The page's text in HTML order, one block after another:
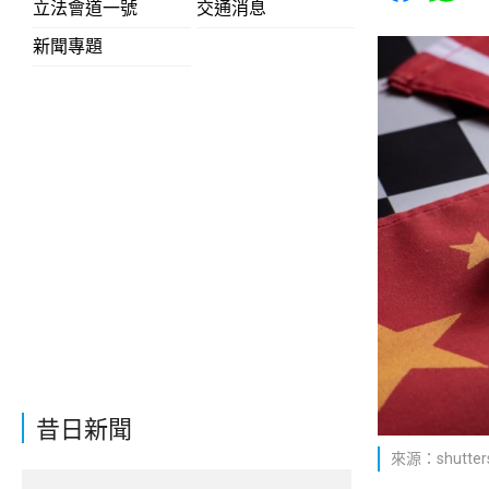
立法會道一號
交通消息
新聞專題
昔日新聞
來源：